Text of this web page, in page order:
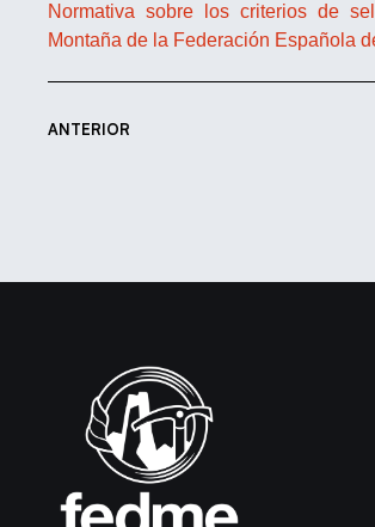
Normativa sobre los criterios de
Montaña de la Federación Española
ANTERIOR